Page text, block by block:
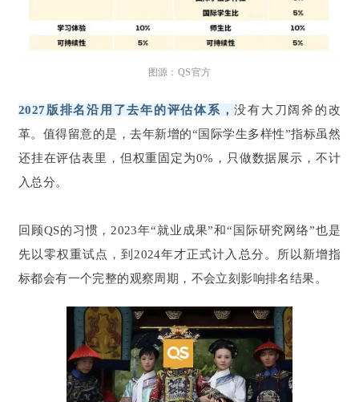
图源：QS官方
2027版排名沿用了去年的评估体系，没有大刀阔斧的改
革。值得留意的是，去年新增的“国际学生多样性”指标虽然
还挂在评估表里，但权重固定为0%，只做数据展示，不计
入总分。
回顾QS的习惯，2023年“就业成果”和“国际研究网络”也是
先以零权重试点，到2024年才正式计入总分。所以新增指
标都会有一个完整的观察周期，不会立刻影响排名结果。